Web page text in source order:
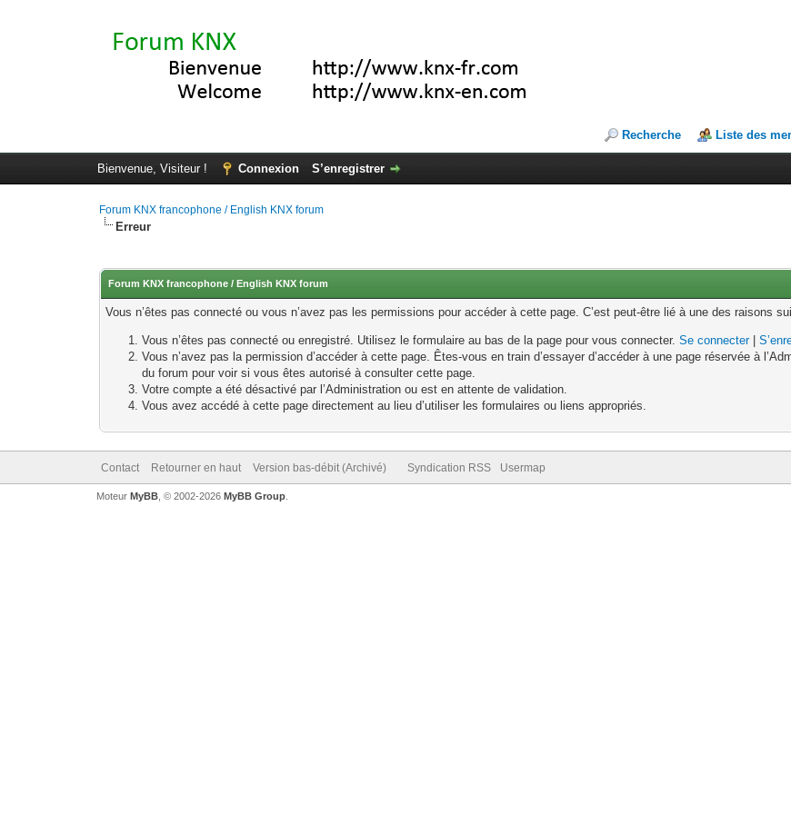
Recherche Liste des
Bienvenue, Visiteur ! Connexion S’enregistrer
Forum KNX francophone / English KNX forum
Erreur
Forum KNX francophone / English KNX forum
Vous n’êtes pas connecté ou vous n’avez pas les permissions pour accéder à cette page. C’est peut-être lié à une des raisons
Vous n’êtes pas connecté ou enregistré. Utilisez le formulaire au bas de la page pour vous connecter.Se connecter|
Vous n’avez pas la permission d’accéder à cette page. Êtes-vous en train d’essayer d’accéder à une page réservée à
du forum pour voir si vous êtes autorisé à consulter cette page.
Votre compte a été désactivé par l’Administration ou est en attente de validation.
Vous avez accédé à cette page directement au lieu d’utiliser les formulaires ou liens appropriés.
Contact Retourner en haut Version bas-débit (Archivé) Syndication RSS Usermap
Moteur MyBB, © 2002-2026 MyBB Group.